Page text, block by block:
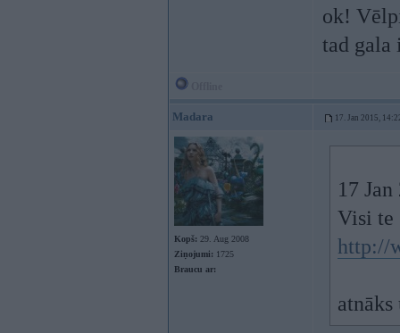
ok!
tad gala
Madara 17. Jan 2015,
Kopš: 29. Aug 2008
Ziņojumi: 1725
Braucu ar:
17
Visi te
http://